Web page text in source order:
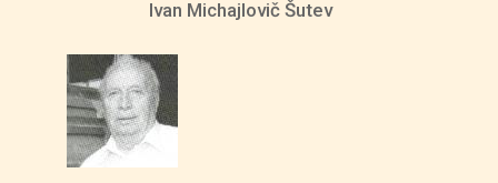
Ivan Michajlovič Šutev